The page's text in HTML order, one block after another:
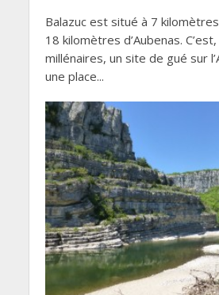
Balazuc est situé à 7
18 kilomètres d’Aubenas.
millénaires, un site de gué sur
une place...